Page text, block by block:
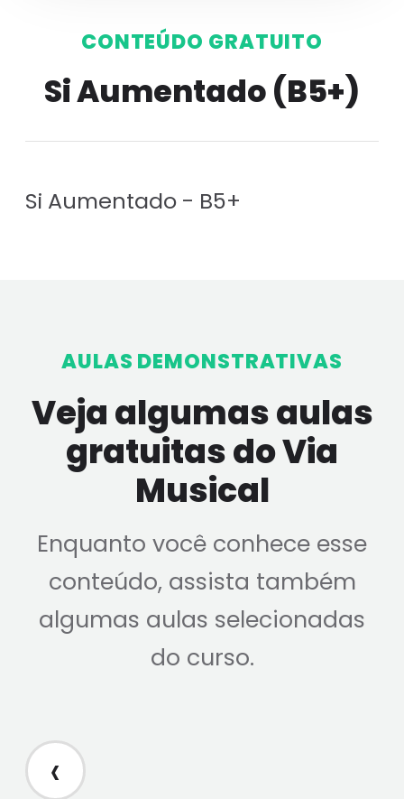
CONTEÚDO GRATUITO
Si Aumentado (B5+)
Si Aumentado - B5+
AULAS DEMONSTRATIVAS
Veja algumas aulas
gratuitas do Via
Musical
Enquanto você conhece esse
conteúdo, assista também
algumas aulas selecionadas
do curso.
‹